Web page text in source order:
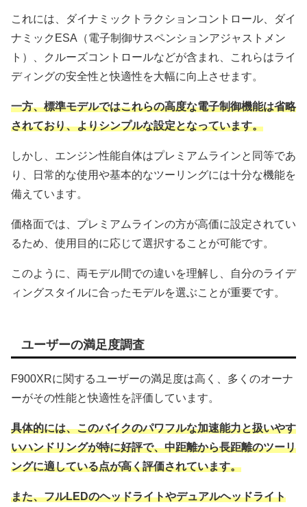
これには、ダイナミックトラクションコントロール、ダイ
ナミックESA（電子制御サスペンションアジャストメン
ト）、クルーズコントロールなどが含まれ、これらはライ
ディングの安全性と快適性を大幅に向上させます。
一方、標準モデルではこれらの高度な電子制御機能は省略
されており、よりシンプルな設定となっています。
しかし、エンジン性能自体はプレミアムラインと同等であ
り、日常的な使用や基本的なツーリングには十分な機能を
備えています。
価格面では、プレミアムラインの方が高価に設定されてい
るため、使用目的に応じて選択することが可能です。
このように、両モデル間での違いを理解し、自分のライデ
ィングスタイルに合ったモデルを選ぶことが重要です。
ユーザーの満足度調査
F900XRに関するユーザーの満足度は高く、多くのオーナ
ーがその性能と快適性を評価しています。
具体的には、このバイクのパワフルな加速能力と扱いやす
いハンドリングが特に好評で、中距離から長距離のツーリ
ングに適している点が高く評価されています。
また、フルLEDのヘッドライトやデュアルヘッドライト